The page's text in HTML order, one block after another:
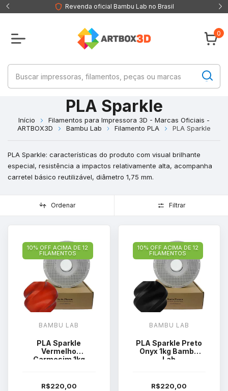
Revenda oficial Bambu Lab no Brasil
0
PLA Sparkle
Início
Filamentos para Impressora 3D - Marcas Oficiais -
ARTBOX3D
Bambu Lab Filamento PLA PLA Sparkle
PLA Sparkle: características do produto com visual brilhante
especial, resistência a impactos relativamente alta, acompanha
carretel básico reutilizável, diâmetro 1,75 mm.
Ordenar Filtrar
10% OFF ACIMA DE 12
FILAMENTOS
BAMBU LAB
PLA Sparkle
Vermelho
Carmesim 1kg
R$220,00
10% OFF ACIMA DE 12
FILAMENTOS
BAMBU LAB
PLA Sparkle Preto
Onyx 1kg Bambu
Lab
R$220,00